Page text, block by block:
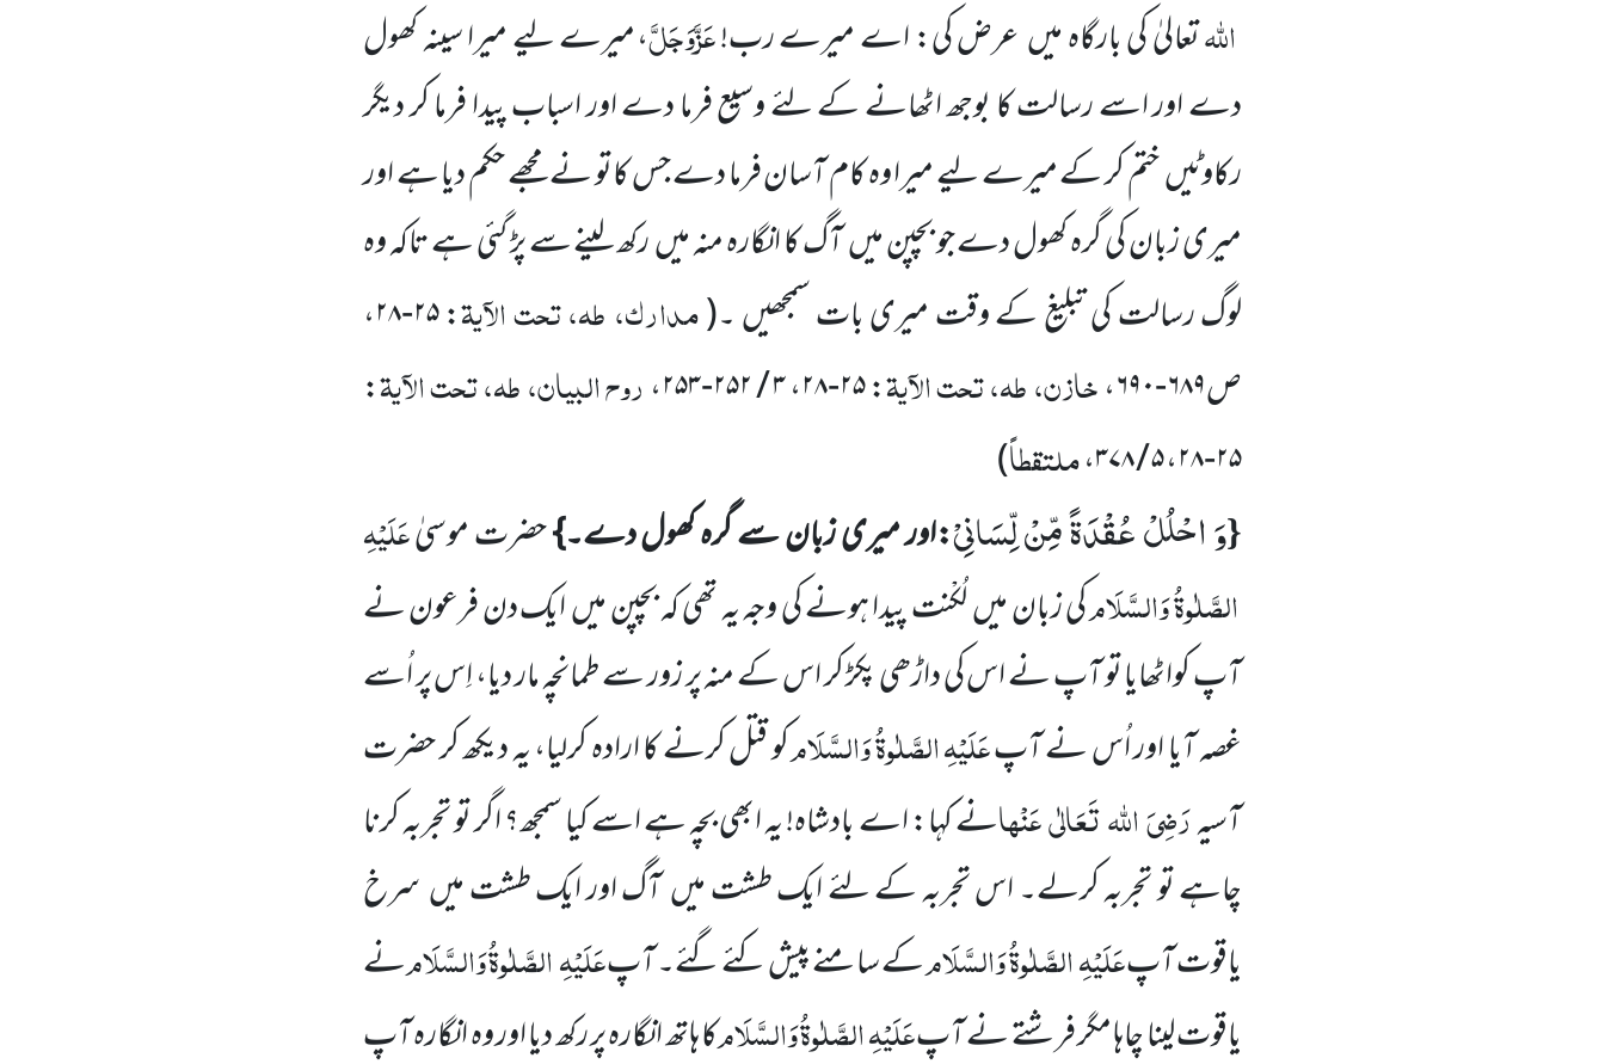
اللہتعالیٰکی بارگاہ میںعرض کی: اے میرے رب!عَزَّوَجَلَّ، میرے لیے میرا سینہ کھول
دے اور اسے رسالت کا بوجھ اٹھانے کے لئےوسیع فرما دے اور اسباب پیدا فرما کر دیگر
رکاوٹیںختم کر کے میرے لیے میرا وہ کام آسان فرما دے جس کاتو نے مجھے حکم دیا ہے اور
میری زبان کی گرہ کھول دے جو بچپن میںآگ کا انگارہ منہ میںرکھ لینے سے پڑ گئی ہے تاکہ وہ
لوگ رسالت کی تبلیغ کے وقت میری بات سمجھیں ۔(مدارک، طہ، تحت الآیۃ
: ۲۵-۲۸،
ص۶۸۹-۶۹۰،
خازن، طہ، تحت الآیۃ: ۲۵-۲۸، ۳ / ۲۵۲-۲۵۳، روح البیان، طہ، تحت الآیۃ:
۲۵-۲۸، ۵ / ۳۷۸،
ملتقطاً)
{وَ احْلُلْ عُقْدَةً مِّنْ لِّسَانِیْ:اور میری زبان سے گرہ کھول دے۔}حضرت موسیٰعَلَیْہِ
الصَّلٰوۃُ وَالسَّلَامکی زبان میںلُکْنت پیدا ہونے کی وجہ یہ تھی کہ بچپن میںایک دن فرعون نے
آپ کواٹھایا تو آپ نے اس کی داڑھی پکڑ کر اس کے منہ پر زور سے طمانچہ مار دیا، اِس پر اُسے
غصہ آیا اور اُس نے آپعَلَیْہِ الصَّلٰوۃُ وَالسَّلَامکو قتل کرنے کا ارادہ کرلیا، یہ دیکھ کر حضرت
آسیہرَضِیَاللہتَعَالٰیعَنْہانے کہا: اے بادشاہ! یہ ابھی بچہ ہے اسے کیا سمجھ؟ اگر تو تجربہ کرنا
چاہے تو تجربہ کرلے۔ اس تجربہ کے لئے ایک طشت میںآگ اور ایک طشت میںسرخ
یاقوت آپعَلَیْہِالصَّلٰوۃُ وَالسَّلَامکے سامنے پیش کئے گئے۔ آپعَلَیْہِالصَّلٰوۃُ وَالسَّلَامنے
یاقوت لینا چاہا مگر فرشتے نے آپعَلَیْہِ الصَّلٰوۃُ وَالسَّلَامکا ہاتھ انگارہ پر رکھ دیا اور وہ انگارہ آپ